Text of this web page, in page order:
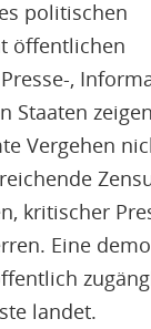
politischen
öffentlichen
,
Vergehen
kritischer
Eine
landet.